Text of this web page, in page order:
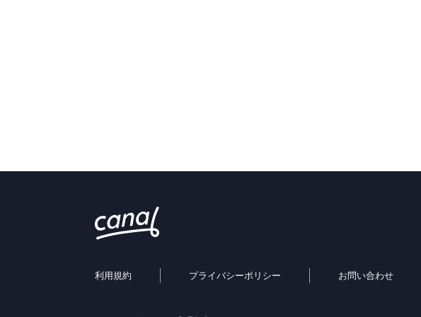
利用規約 プライバシーポリシー お問い合わせ